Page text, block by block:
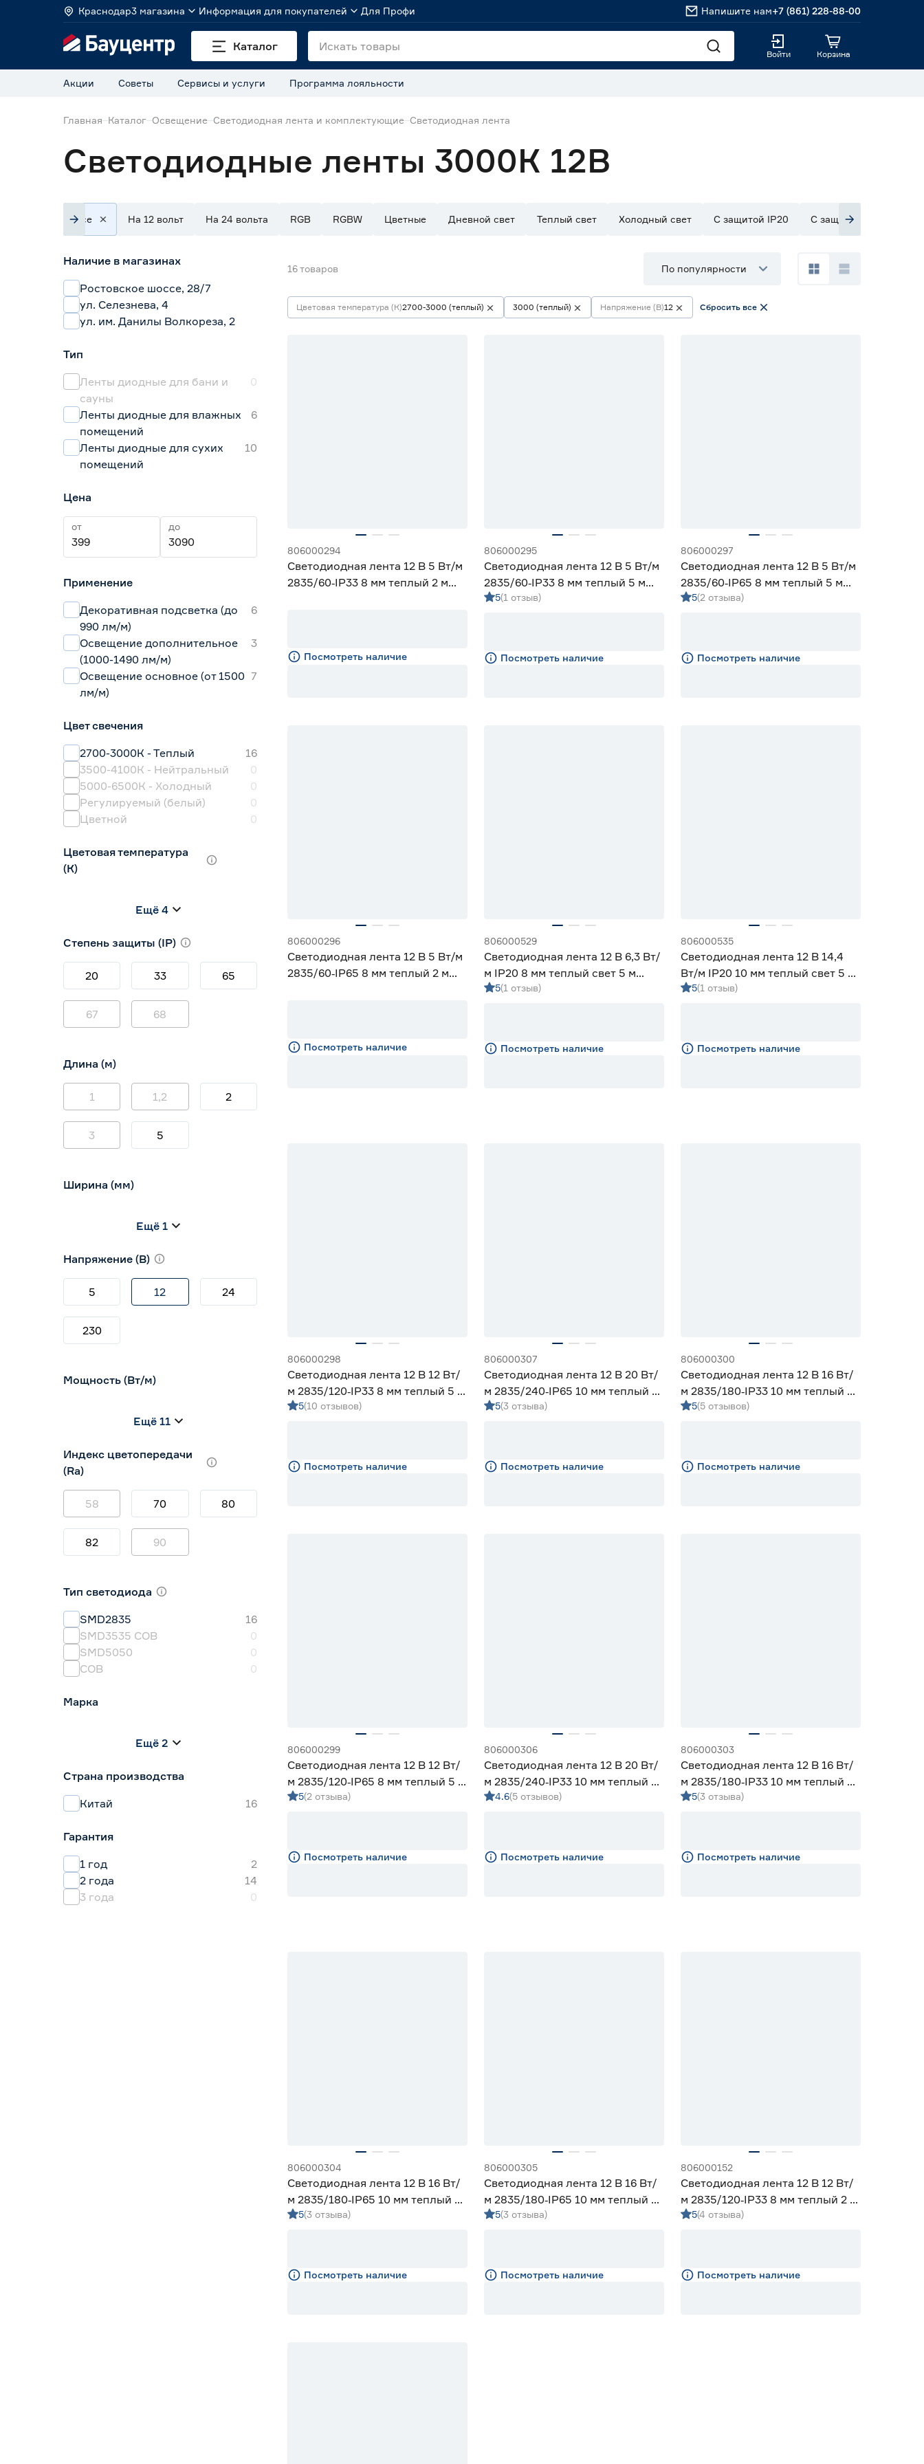
Краснодар3 магазина Информация для покупателей Для Профи Напишите нам+7 (861) 228-88-00
Каталог
Войти Корзина
Акции Советы Сервисы и услуги Программа лояльности
Главная Каталог Освещение Светодиодная лента и комплектующие Светодиодная лента
Светодиодные ленты 3000К 12В
Все На 12 вольт На 24 вольта RGB RGBW Цветные Дневной свет Теплый свет Холодный свет С защитой IP20 С защитой IP33
Наличие в магазинах
Ростовское шоссе, 28/7
ул. Селезнева, 4
ул. им. Данилы Волкореза, 2
Тип
Ленты диодные для бани и
сауны
0
Ленты диодные для влажных
помещений
6
Ленты диодные для сухих
помещений
10
Цена
от до
Применение
Декоративная подсветка (до
990 лм/м)
6
Освещение дополнительное
(1000-1490 лм/м)
3
Освещение основное (от 1500
лм/м)
7
Цвет свечения
2700-3000К - Теплый
16
3500-4100К - Нейтральный
0
5000-6500К - Холодный
0
Регулируемый (белый)
0
Цветной
0
Цветовая температура
(К)
2700-3000 (теплый)
3800-4200 (дневной)
4000 (нейтральный)
0
Ещё 4
Степень защиты (IP)
20 33 65
67 68
Длина (м)
1 1,2 2
3 5
Ширина (мм)
10 12
Ещё 1
Напряжение (В)
5 12 24
230
Мощность (Вт/м)
5 7
Ещё 11
Индекс цветопередачи
(Ra)
58 70 80
82 90
Тип светодиода
SMD2835
16
SMD3535 СОВ
0
SMD5050
0
СОВ
0
Марка
Navigator
Ещё 2
Страна производства
Китай
16
Гарантия
1 год
2
2 года
14
3 года
0
16товаров По популярности
Цветовая температура (К)2700-3000 (теплый) 3000 (теплый) Напряжение (В)12 Сбросить все
806000294
Светодиодная лента 12 В 5 Вт/м
2835/60‑IP33 8 мм теплый 2 м
Посмотреть наличие
806000295
Светодиодная лента 12 В 5 Вт/м
2835/60‑IP33 8 мм теплый 5 м
Geniled
5(1 отзыв)
Посмотреть наличие
806000297
Светодиодная лента 12 В 5 Вт/м
2835/60‑IP65 8 мм теплый 5 м
Geniled
5(2 отзыва)
Посмотреть наличие
806000296
Светодиодная лента 12 В 5 Вт/м
2835/60‑IP65 8 мм теплый 2 м
Посмотреть наличие
806000529
Светодиодная лента 12 В 6,3 Вт/
м IP20 8 мм теплый свет 5 м
Smartbuy
5(1 отзыв)
Посмотреть наличие
806000535
Светодиодная лента 12 В 14,4
Вт/м IP20 10 мм теплый свет 5 м
Smartbuy
5(1 отзыв)
Посмотреть наличие
806000298
Светодиодная лента 12 В 12 Вт/
м 2835/120‑IP33 8 мм теплый 5 м
Geniled
5(10 отзывов)
Посмотреть наличие
806000307
Светодиодная лента 12 В 20 Вт/
м 2835/240‑IP65 10 мм теплый 5
м Geniled
5(3 отзыва)
Посмотреть наличие
806000300
Светодиодная лента 12 В 16 Вт/
м 2835/180‑IP33 10 мм теплый 2
м Geniled
5(5 отзывов)
Посмотреть наличие
806000299
Светодиодная лента 12 В 12 Вт/
м 2835/120‑IP65 8 мм теплый 5 м
Geniled
5(2 отзыва)
Посмотреть наличие
806000306
Светодиодная лента 12 В 20 Вт/
м 2835/240‑IP33 10 мм теплый 5
м Geniled
4.6(5 отзывов)
Посмотреть наличие
806000303
Светодиодная лента 12 В 16 Вт/
м 2835/180‑IP33 10 мм теплый 5
м Geniled
5(3 отзыва)
Посмотреть наличие
806000304
Светодиодная лента 12 В 16 Вт/
м 2835/180‑IP65 10 мм теплый 2
м Geniled
5(3 отзыва)
Посмотреть наличие
806000305
Светодиодная лента 12 В 16 Вт/
м 2835/180‑IP65 10 мм теплый 5
м Geniled
5(3 отзыва)
Посмотреть наличие
806000152
Светодиодная лента 12 В 12 Вт/
м 2835/120‑IP33 8 мм теплый 2 м
Geniled
5(4 отзыва)
Посмотреть наличие